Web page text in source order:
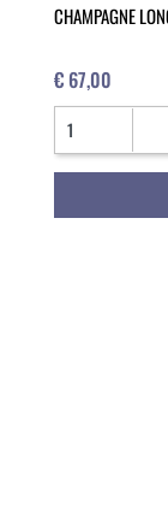
CHAMPAGNE
€ 67,00
Quantità